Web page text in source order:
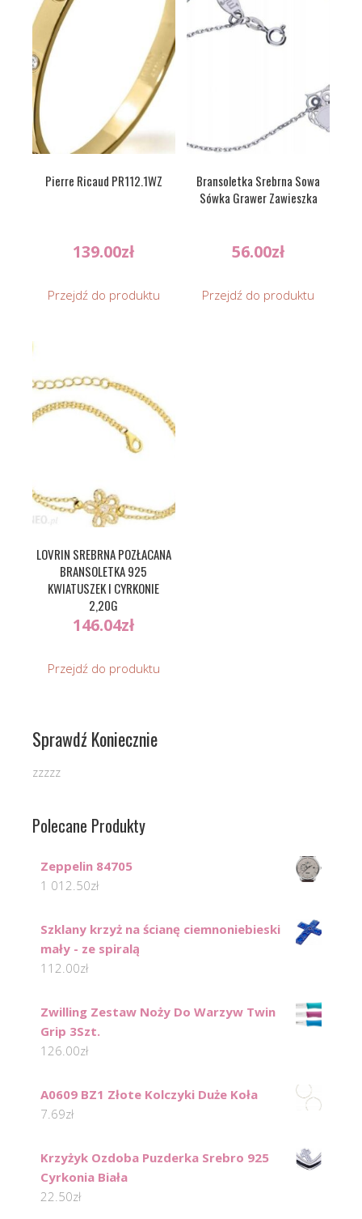
Pierre Ricaud PR112.1WZ
139.00zł
Przejdź do produktu
Bransoletka Srebrna Sowa
Sówka Grawer Zawieszka
56.00zł
Przejdź do produktu
LOVRIN SREBRNA POZŁACANA
BRANSOLETKA 925
KWIATUSZEK I CYRKONIE
2,20G
146.04zł
Przejdź do produktu
Sprawdź Koniecznie
zzzzz
Polecane Produkty
Zeppelin 84705
1 012.50zł
Szklany krzyż na ścianę ciemnoniebieski
mały - ze spiralą
112.00zł
Zwilling Zestaw Noży Do Warzyw Twin
Grip 3Szt.
126.00zł
A0609 BZ1 Złote Kolczyki Duże Koła
7.69zł
Krzyżyk Ozdoba Puzderka Srebro 925
Cyrkonia Biała
22.50zł